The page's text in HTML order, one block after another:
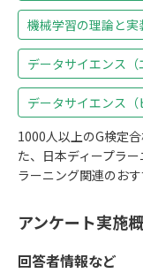
機械学習の理論と実
データサイエンス（
データサイエンス（
1000人以上のG検定
た、日本ディープラ
ラーニング関連のお
アンケート実施
回答者情報など